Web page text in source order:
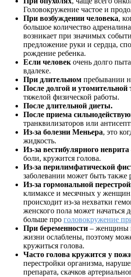
Головокружение частое и
При возбуждении человека,
большое количество
возникает при значимых
предложение руки и сердца,
рождение ребенка.
Если человек очень долго
вдалеке.
При длительном пребывании
После долгой и утомительной
тяжелой физической работы.
После длительной диеты.
После приема
транквилизаторов или
Из-за болезни Меньера, это
жидкость.
Из-за вестибулярного неврита
боли, кружится голова.
Из-за перилимфатической
заболевании может быть также
Из-за гормональной
климаксе и месячных у
происходит из-за нехватки
женского пола может начаться
больше про головокружение
При беременности – женщины
жизни ослаблены, поэтому
кружиться голова.
Часто голова кружится у
перестройки организма,
препарата, скачков